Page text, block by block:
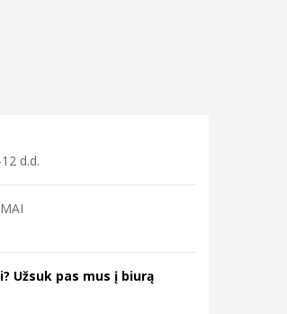
d.d.
Užsuk pas mus į biurą